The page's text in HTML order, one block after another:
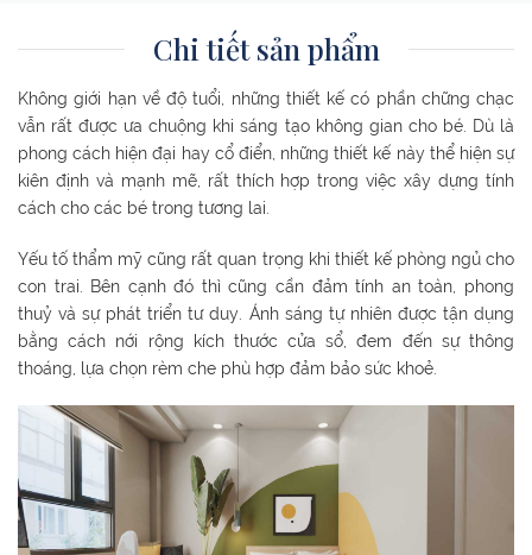
Phòng ngủ bố mẹ
Chi tiết sản phẩm
Không giới hạn về độ tuổi, những thiết kế có phần chững chạc
vẫn rất được ưa chuộng khi sáng tạo không gian cho bé. Dù là
phong cách hiện đại hay cổ điển, những thiết kế này thể hiện sự
kiên định và mạnh mẽ, rất thích hợp trong việc xây dựng tính
cách cho các bé trong tương lai.
Yếu tố thẩm mỹ cũng rất quan trọng khi thiết kế phòng ngủ cho
con trai. Bên cạnh đó thì cũng cần đảm tính an toàn, phong
thuỷ và sự phát triển tư duy. Ánh sáng tự nhiên được tận dụng
bằng cách nới rộng kích thước cửa sổ, đem đến sự thông
thoáng, lựa chọn rèm che phù hợp đảm bảo sức khoẻ.